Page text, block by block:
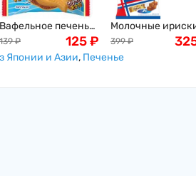
Вафельное печенье
"Тайяки" Meito,
Япония, 16,5г
139 ₽ 125₽
Молочные
Morinaga с
солью и
399 ₽
Японии и Азии, Печенье